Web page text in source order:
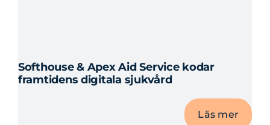
Softhouse & Apex Aid Service kodar
framtidens digitala sjukvård
Läs mer